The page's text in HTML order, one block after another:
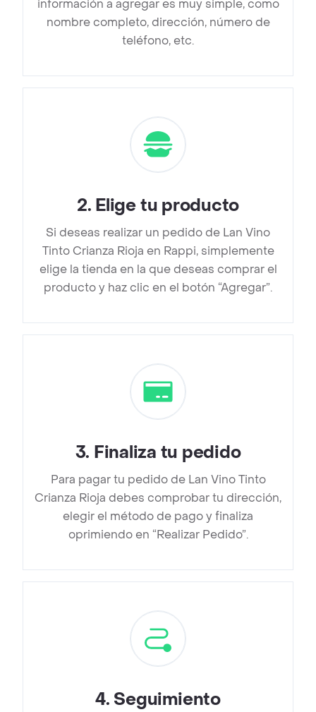
información a agregar es muy simple, como
nombre completo, dirección, número de
teléfono, etc.
2. Elige tu producto
Si deseas realizar un pedido de Lan Vino
Tinto Crianza Rioja en Rappi, simplemente
elige la tienda en la que deseas comprar el
producto y haz clic en el botón “Agregar”.
3. Finaliza tu pedido
Para pagar tu pedido de Lan Vino Tinto
Crianza Rioja debes comprobar tu dirección,
elegir el método de pago y finaliza
oprimiendo en “Realizar Pedido”.
4. Seguimiento